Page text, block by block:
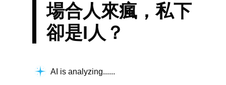
場合人來瘋，私下
卻是I人？
AI is analyzing...